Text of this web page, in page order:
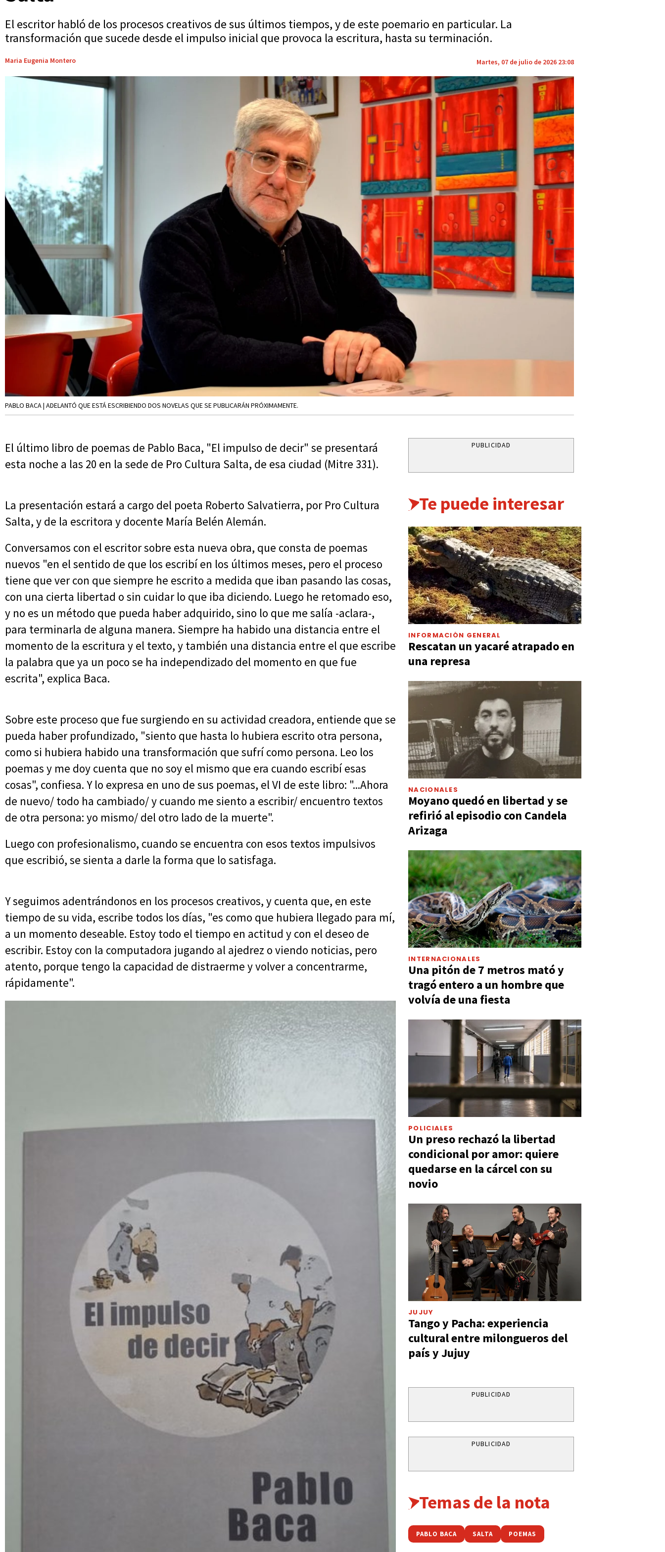
El escritor habló de los procesos creativos de sus últimos tiempos, y de este poemario en particular. La
transformación que sucede desde el impulso inicial que provoca la escritura, hasta su terminación.
Maria Eugenia Montero Martes, 07 de julio de 2026 23:08
PABLO BACA | ADELANTÓ QUE ESTÁ ESCRIBIENDO DOS NOVELAS QUE SE PUBLICARÁN PRÓXIMAMENTE.
El último libro de poemas de Pablo Baca, "El impulso de decir" se presentará
esta noche a las 20 en la sede de Pro Cultura Salta, de esa ciudad (Mitre 331).
La presentación estará a cargo del poeta Roberto Salvatierra, por Pro Cultura
Salta, y de la escritora y docente María Belén Alemán.
Conversamos con el escritor sobre esta nueva obra, que consta de poemas
nuevos "en el sentido de que los escribí en los últimos meses, pero el proceso
tiene que ver con que siempre he escrito a medida que iban pasando las cosas,
con una cierta libertad o sin cuidar lo que iba diciendo. Luego he retomado eso,
y no es un método que pueda haber adquirido, sino lo que me salía -aclara-,
para terminarla de alguna manera. Siempre ha habido una distancia entre el
momento de la escritura y el texto, y también una distancia entre el que escribe
la palabra que ya un poco se ha independizado del momento en que fue
escrita", explica Baca.
Sobre este proceso que fue surgiendo en su actividad creadora, entiende que se
pueda haber profundizado, "siento que hasta lo hubiera escrito otra persona,
como si hubiera habido una transformación que sufrí como persona. Leo los
poemas y me doy cuenta que no soy el mismo que era cuando escribí esas
cosas", confiesa. Y lo expresa en uno de sus poemas, el VI de este libro: "...Ahora
de nuevo/ todo ha cambiado/ y cuando me siento a escribir/ encuentro textos
de otra persona: yo mismo/ del otro lado de la muerte".
Luego con profesionalismo, cuando se encuentra con esos textos impulsivos
que escribió, se sienta a darle la forma que lo satisfaga.
Y seguimos adentrándonos en los procesos creativos, y cuenta que, en este
tiempo de su vida, escribe todos los días, "es como que hubiera llegado para mí,
a un momento deseable. Estoy todo el tiempo en actitud y con el deseo de
escribir. Estoy con la computadora jugando al ajedrez o viendo noticias, pero
atento, porque tengo la capacidad de distraerme y volver a concentrarme,
rápidamente".
PUBLICIDAD
Te puede interesar
INFORMACIÓN GENERAL
Rescatan un yacaré atrapado en
una represa
NACIONALES
Moyano quedó en libertad y se
refirió al episodio con Candela
Arizaga
INTERNACIONALES
Una pitón de 7 metros mató y
tragó entero a un hombre que
volvía de una fiesta
POLICIALES
Un preso rechazó la libertad
condicional por amor: quiere
quedarse en la cárcel con su
novio
JUJUY
Tango y Pacha: experiencia
cultural entre milongueros del
país y Jujuy
PUBLICIDAD
PUBLICIDAD
Temas de la nota
PABLO BACA SALTA POEMAS